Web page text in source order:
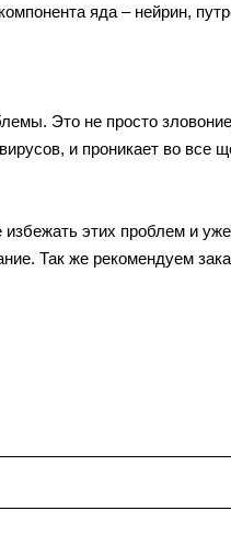
яда – нейрин,
Это не просто
и проникает во все
этих проблем и
Так же рекомендуем